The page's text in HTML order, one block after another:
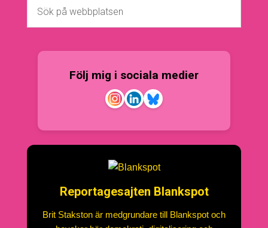
Följ mig i sociala medier
Reportagesajten Blankspot
Brit Stakston är medgrundare till Blankspot och